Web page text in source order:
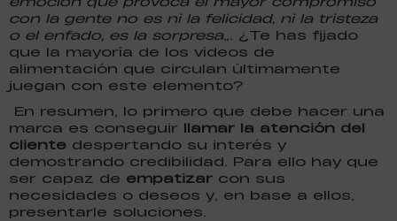
con la gente no es ni la felicidad, ni la tristeza
o el enfado, es la sorpresa”. ¿Te has fijado
que la mayoría de los vídeos de
alimentación que circulan últimamente
juegan con este elemento?
En resumen, lo primero que debe hacer una
marca es conseguir llamar la atención del
cliente despertando su interés y
demostrando credibilidad. Para ello hay que
ser capaz de empatizar con sus
necesidades o deseos y, en base a ellos,
presentarle soluciones.